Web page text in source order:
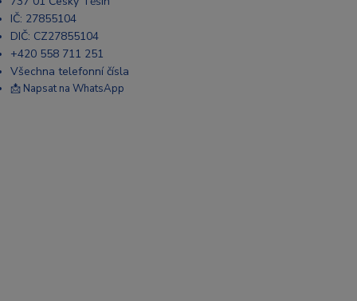
IČ: 27855104
DIČ: CZ27855104
+420 558 711 251
Všechna telefonní čísla
📩 Napsat na WhatsApp